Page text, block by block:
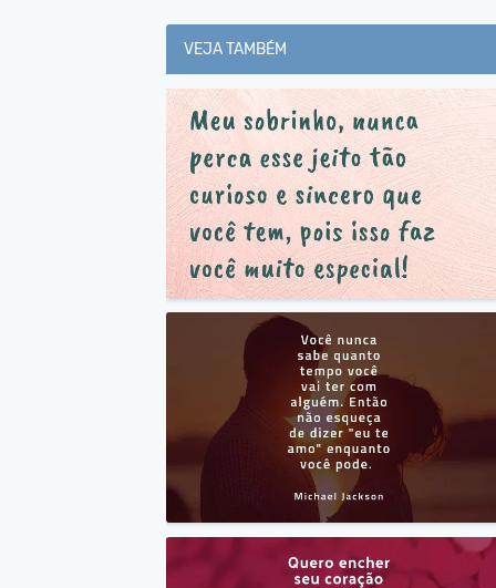
VEJA TAMBÉM